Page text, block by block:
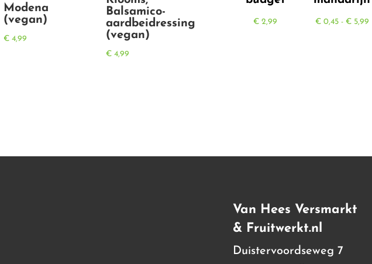
Modena
(vegan)
€4,99
Balsamico-
aardbeidressing
(vegan)
€ 4,99
€ 2,99 €0,45 - €5,99
Van Hees Versmarkt
& Fruitwerkt.nl
Duistervoordseweg 7